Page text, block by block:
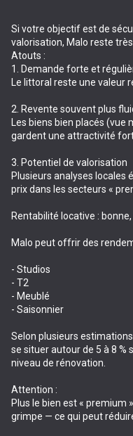
Si votre objectif est de
valorisation, Malo reste
Atouts :
1. Demande forte et
Le littoral reste une valeur
2. Revente souvent plus
Les biens bien placés
gardent une attractivité
3. Potentiel de valorisation
Plusieurs analyses locales
prix dans les secteurs «
Rentabilité locative :
Malo peut offrir des
- Studios
- T2
- Meublé
- Saisonnier
Selon plusieurs
se situer autour de 5 à 8
niveau de rénovation.
Attention :
Plus le bien est « premium
grimpe — ce qui peut